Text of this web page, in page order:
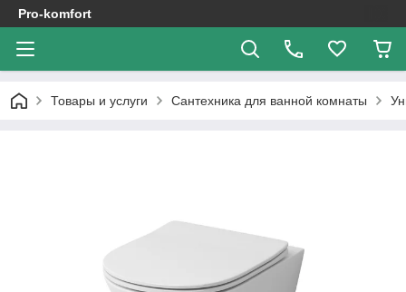
Pro-komfort
Товары и услуги Сантехника для ванной комнаты